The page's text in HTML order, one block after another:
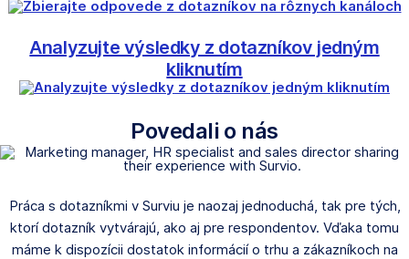
Analyzujte výsledky z dotazníkov jedným
kliknutím
Povedali o nás
Práca s dotazníkmi v Surviu je naozaj jednoduchá, tak pre tých,
ktorí dotazník vytvárajú, ako aj pre respondentov. Vďaka tomu
máme k dispozícii dostatok informácií o trhu a zákazníkoch na